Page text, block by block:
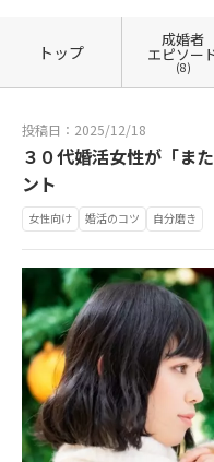
トップ
成婚者
エピソー
(8)
投稿日：2025/12/18
３０代婚活女性が「ま
ント
女性向け 婚活のコツ 自分磨き